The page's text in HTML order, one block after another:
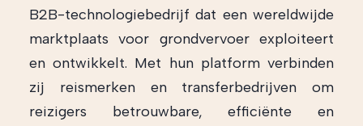
B2B-technologiebedrijf dat een wereldwijde
marktplaats voor grondvervoer exploiteert
en ontwikkelt. Met hun platform verbinden
zij reismerken en transferbedrijven om
reizigers betrouwbare, efficiënte en